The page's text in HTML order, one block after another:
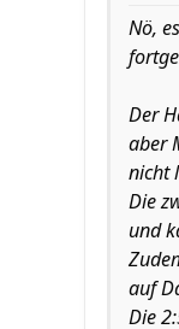
Nö,
Der
aber
nicht
Die
und
auf
Die